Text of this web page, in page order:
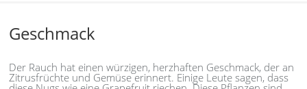
Geschmack
Der Rauch hat einen würzigen, herzhaften Geschmack, der an
Zitrusfrüchte und Gemüse erinnert. Einige Leute sagen, dass